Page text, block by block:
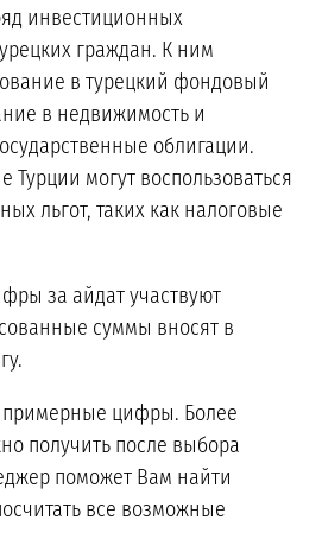
инвестиционных
граждан. К ним
в турецкий фондовый
в недвижимость и
облигации.
Турции могут воспользоваться
льгот, таких как налоговые
за айдат участвуют
суммы вносят в
примерные цифры. Более
получить после выбора
поможет Вам найти
все возможные